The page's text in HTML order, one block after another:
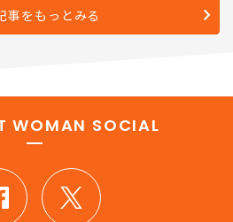
事をもっとみる
WOMAN SOCIAL